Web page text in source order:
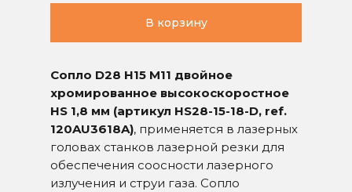
В корзину
Сопло D28 H15 M11 двойное
хромированное высокоскоростное
HS 1,8 мм (артикул HS28-15-18-D, ref.
120AU3618A), применяется в лазерных
головах станков лазерной резки для
обеспечения соосности лазерного
излучения и струи газа. Сопло